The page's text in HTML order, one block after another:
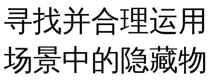
寻找并合理运用
场景中的隐藏物